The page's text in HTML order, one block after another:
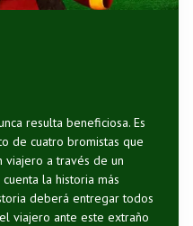
resulta beneficiosa. Es
de cuatro bromistas que
viajero a través de un
la historia más
deberá entregar todos
viajero ante este extraño